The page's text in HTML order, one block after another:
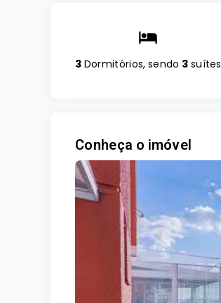
3 Dormitórios, sendo 3 suítes
Conheça o imóvel